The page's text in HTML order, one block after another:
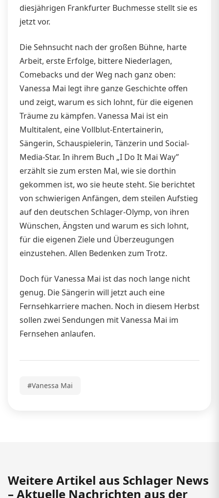
diesjährigen Frankfurter Buchmesse stellt sie es
jetzt vor.
Die Sehnsucht nach der großen Bühne, harte
Arbeit, erste Erfolge, bittere Niederlagen,
Comebacks und der Weg nach ganz oben:
Vanessa Mai legt ihre ganze Geschichte offen
und zeigt, warum es sich lohnt, für die eigenen
Träume zu kämpfen. Vanessa Mai ist ein
Multitalent, eine Vollblut-Entertainerin,
Sängerin, Schauspielerin, Tänzerin und Social-
Media-Star. In ihrem Buch „I Do It Mai Way”
erzählt sie zum ersten Mal, wie sie dorthin
gekommen ist, wo sie heute steht. Sie berichtet
von schwierigen Anfängen, dem steilen Aufstieg
auf den deutschen Schlager-Olymp, von ihren
Wünschen, Ängsten und warum es sich lohnt,
für die eigenen Ziele und Überzeugungen
einzustehen. Allen Bedenken zum Trotz.
Doch für Vanessa Mai ist das noch lange nicht
genug. Die Sängerin will jetzt auch eine
Fernsehkarriere machen. Noch in diesem Herbst
sollen zwei Sendungen mit Vanessa Mai im
Fernsehen anlaufen.
#Vanessa Mai
Weitere Artikel aus Schlager News
– Aktuelle Nachrichten aus der